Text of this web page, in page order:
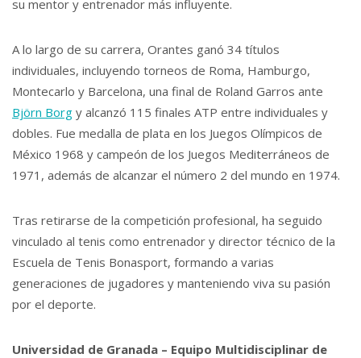
su mentor y entrenador más influyente.
A lo largo de su carrera, Orantes ganó 34 títulos
individuales, incluyendo torneos de Roma, Hamburgo,
Montecarlo y Barcelona, una final de Roland Garros ante
Björn Borg y alcanzó 115 finales ATP entre individuales y
dobles. Fue medalla de plata en los Juegos Olímpicos de
México 1968 y campeón de los Juegos Mediterráneos de
1971, además de alcanzar el número 2 del mundo en 1974.
Tras retirarse de la competición profesional, ha seguido
vinculado al tenis como entrenador y director técnico de la
Escuela de Tenis Bonasport, formando a varias
generaciones de jugadores y manteniendo viva su pasión
por el deporte.
Universidad de Granada – Equipo Multidisciplinar de